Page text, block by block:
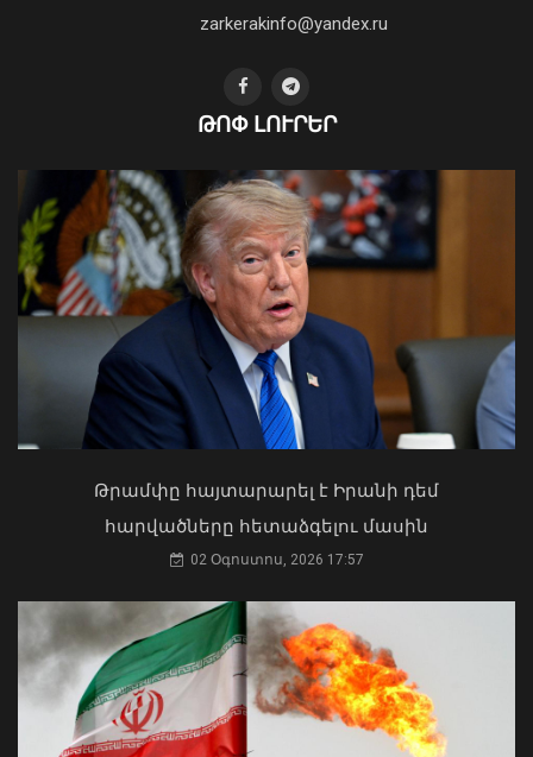
Խոշոր հրդեհ է բռնկվել Երևանի
Սիլիկյան թաղամասի
հարևանությամբ գտնվող
06 Օգոստոս, 2026 22:33
Ի՞նչ ուղերձ էր ոտքի չկանգնելը.
Աղաջանյանը` ընդդիմությանը
zarkerakinfo@yandex.ru
ԹՈՓ ԼՈՒՐԵՐ
Թրամփը հայտարարել է Իրանի դեմ
հարվածները հետաձգելու մասին
02 Օգոստոս, 2026 17:57